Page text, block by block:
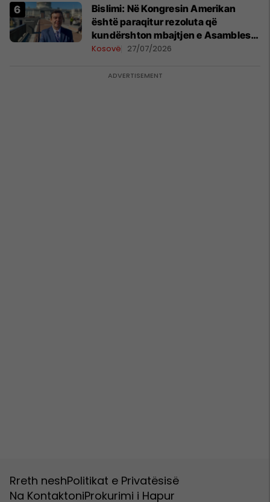
Bislimi: Në Kongresin Amerikan
është paraqitur rezoluta që
kundërshton mbajtjen e Asamblesë
Parlamentare të OSBE-së në
Kosovë 27/07/2026
Rreth neshPolitikat e Privatësisë
Na KontaktoniProkurimi i Hapur